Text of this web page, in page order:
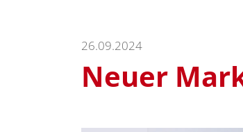
26.09.2024
Neuer